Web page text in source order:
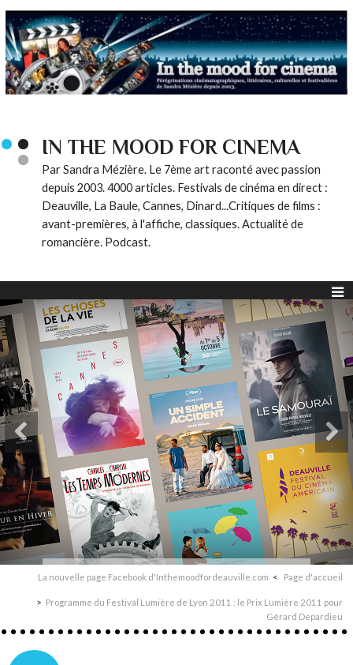
IN THE MOOD FOR CINEMA
Par Sandra Mézière. Le 7ème art raconté avec passion
depuis 2003. 4000 articles. Festivals de cinéma en direct :
Deauville, La Baule, Cannes, Dinard...Critiques de films :
avant-premières, à l'affiche, classiques. Actualité de
romancière. Podcast.
La nouvelle page Facebook d'Inthemoodfordeauville.com Page d'accueil
Programme du Festival Lumière de Lyon 2011 : le Prix Lumière 2011 pour
Gérard Depardieu